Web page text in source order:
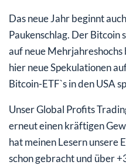
Das neue Jahr beginnt
Paukenschlag. Der Bitcoin
auf neue
hier neue Spekulationen
Bitcoin-ETF`s in den USA
Unser Global Profits
erneut einen kräftigen
hat meinen Lesern unsere
schon gebracht und über